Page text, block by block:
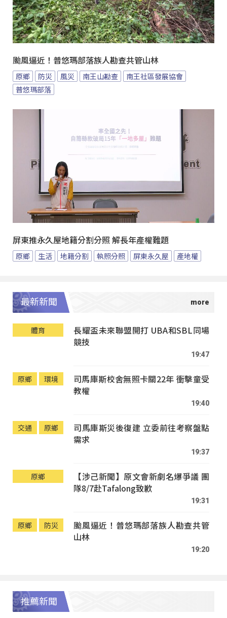
颱風逼近！普悠瑪部落族人勘查共管山林
原鄉 防災 風災 南王山勘查
南王社區發展協會
普悠瑪部落
屏東推永久屋地籍分割分照 解長年產權難題
原鄉 生活 地籍分割 執照分照 屏東永久屋 產地權
最新新聞
體育
長耀盃未來聯盟開打 UBA和SBL同場
競技
19:47
原鄉 環境
司馬庫斯校舍無照卡關22年 衝擊童受
教權
19:40
交通 原鄉
司馬庫斯災後復建 立委前往考察盤點
需求
19:37
原鄉
【涉己新聞】原文會新劇名爆爭議 團
隊8/7赴Tafalong致歉
19:31
原鄉 防災
颱風逼近！普悠瑪部落族人勘查共管
山林
19:20
推薦新聞